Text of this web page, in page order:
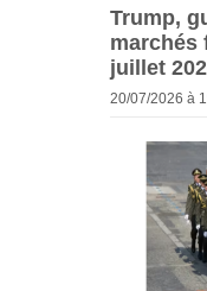
Trump,
marchés
juillet
20/07/2026 à